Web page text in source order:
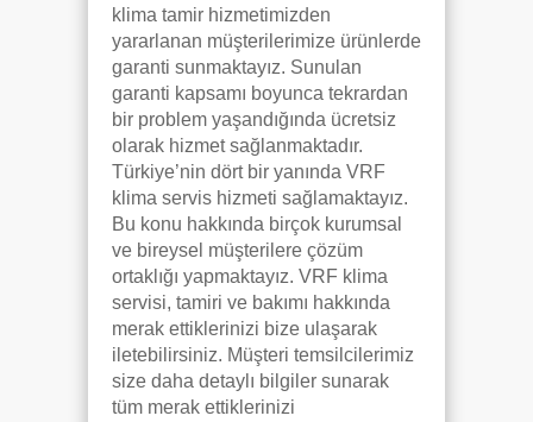
klima tamir hizmetimizden
yararlanan müşterilerimize ürünlerde
garanti sunmaktayız. Sunulan
garanti kapsamı boyunca tekrardan
bir problem yaşandığında ücretsiz
olarak hizmet sağlanmaktadır.
Türkiye’nin dört bir yanında VRF
klima servis hizmeti sağlamaktayız.
Bu konu hakkında birçok kurumsal
ve bireysel müşterilere çözüm
ortaklığı yapmaktayız. VRF klima
servisi, tamiri ve bakımı hakkında
merak ettiklerinizi bize ulaşarak
iletebilirsiniz. Müşteri temsilcilerimiz
size daha detaylı bilgiler sunarak
tüm merak ettiklerinizi